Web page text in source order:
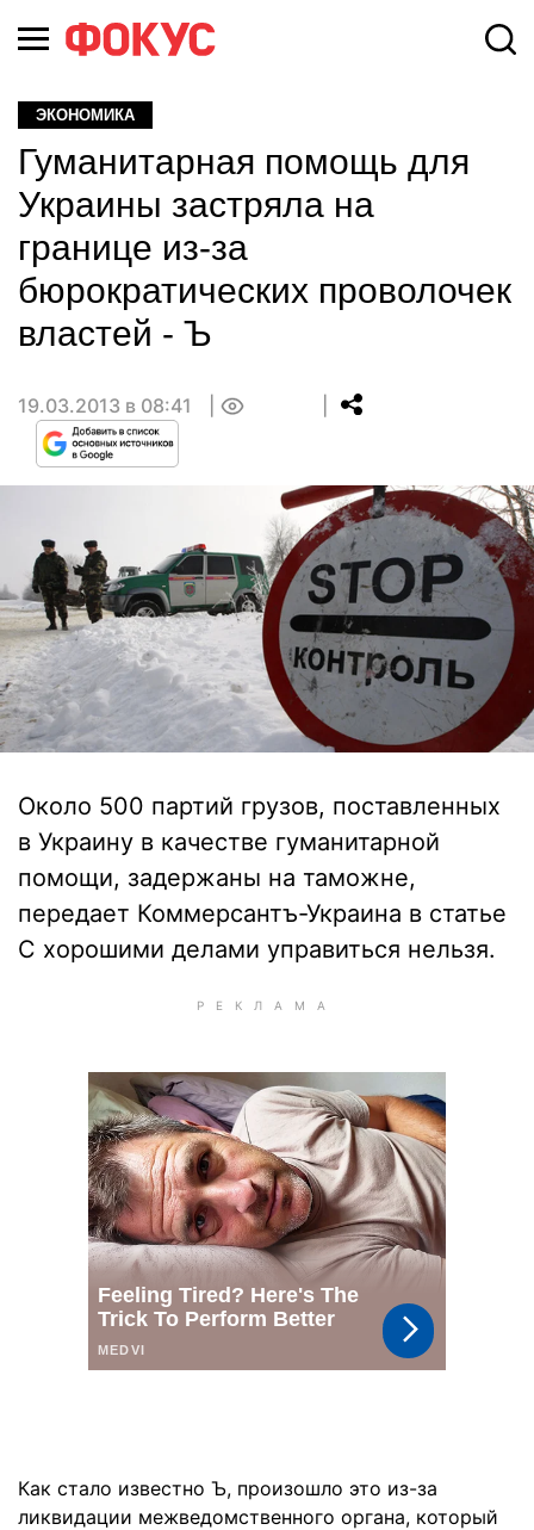
ЭКОНОМИКА
Гуманитарная помощь для
Украины застряла на
границе из-за
бюрократических проволочек
властей - Ъ
19.03.2013 в 08:41
Около 500 партий грузов, поставленных
в Украину в качестве гуманитарной
помощи, задержаны на таможне,
передает Коммерсантъ-Украина в статье
С хорошими делами управиться нельзя.
Как стало известно Ъ, произошло это из-за
ликвидации межведомственного органа, который